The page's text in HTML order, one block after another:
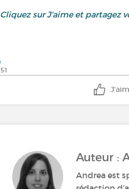
Cliquez sur J'aime et partagez
51
Auteur :
Andrea est